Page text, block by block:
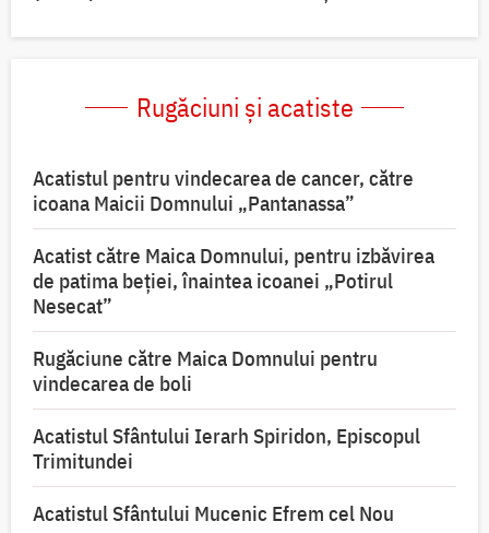
Rugăciuni și acatiste
Acatistul pentru vindecarea de cancer, către
icoana Maicii Domnului „Pantanassa”
Acatist către Maica Domnului, pentru izbăvirea
de patima beției, înaintea icoanei „Potirul
Nesecat”
Rugăciune către Maica Domnului pentru
vindecarea de boli
Acatistul Sfântului Ierarh Spiridon, Episcopul
Trimitundei
Acatistul Sfântului Mucenic Efrem cel Nou